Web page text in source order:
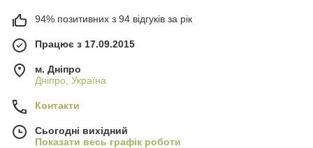
94% позитивних з 94 відгуків за рік
Працює з 17.09.2015
м. Дніпро
Дніпро, Україна
Контакти
Сьогодні вихідний
Показати весь графік роботи